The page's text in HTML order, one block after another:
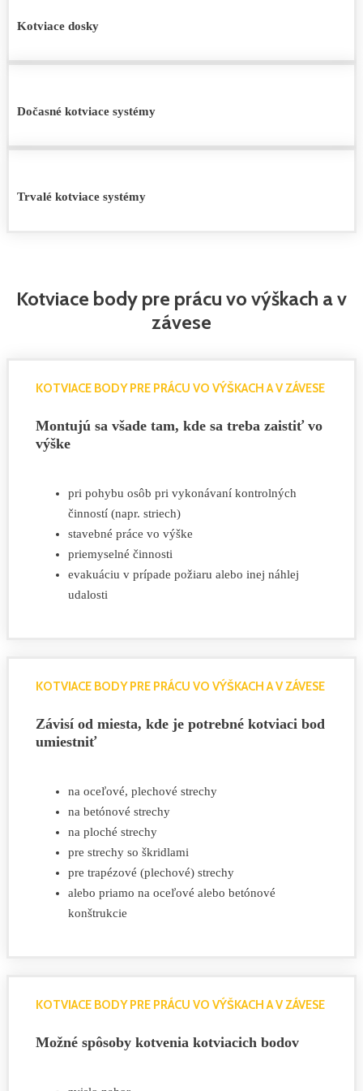
Kotviace dosky
Dočasné kotviace systémy
Trvalé kotviace systémy
Kotviace body pre prácu vo výškach a v
závese
KOTVIACE BODY PRE PRÁCU VO VÝŠKACH A V ZÁVESE
Montujú sa všade tam, kde sa treba zaistiť vo
výške
pri pohybu osôb pri vykonávaní kontrolných
činností (napr. striech)
stavebné práce vo výške
priemyselné činnosti
evakuáciu v prípade požiaru alebo inej náhlej
udalosti
KOTVIACE BODY PRE PRÁCU VO VÝŠKACH A V ZÁVESE
Závisí od miesta, kde je potrebné kotviaci bod
umiestniť
na oceľové, plechové strechy
na betónové strechy
na ploché strechy
pre strechy so škridlami
pre trapézové (plechové) strechy
alebo priamo na oceľové alebo betónové
konštrukcie
KOTVIACE BODY PRE PRÁCU VO VÝŠKACH A V ZÁVESE
Možné spôsoby kotvenia kotviacich bodov